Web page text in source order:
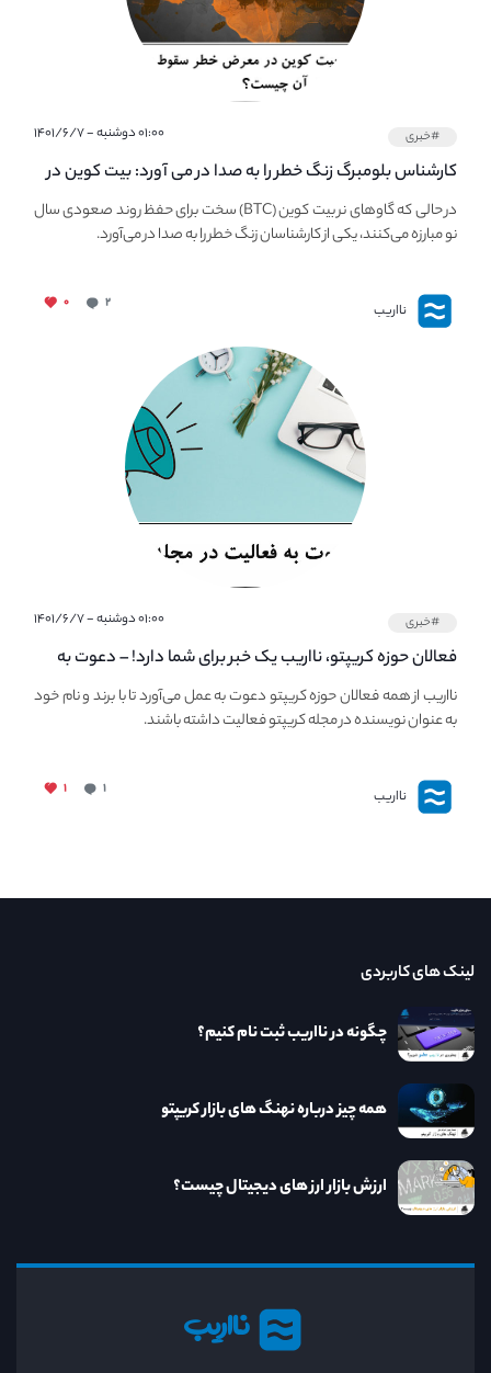
#خبری ۰۱:۰۰ دوشنبه - ۱۴۰۱/۶/۷
کارشناس بلومبرگ زنگ خطر را به صدا در می آورد: بیت کوین در
معرض خطر سقوط بزرگ است - دلیل آن چیست؟در حالی که گاوهای نر بیت کوین (BTC) سخت برای حفظ روند صعودی سال
نو مبارزه می‌کنند، یکی از کارشناسان زنگ خطر را به صدا در می‌آورد.
نااریب ۲ ۰
#خبری ۰۱:۰۰ دوشنبه - ۱۴۰۱/۶/۷
فعالان حوزه کریپتو، نااریب یک خبر برای شما دارد! – دعوت به
فعالیت در مجله کریپتو
نااریب از همه فعالان حوزه کریپتو دعوت به عمل می‌آورد تا با برند و نام خود
به عنوان نویسنده در مجله کریپتو فعالیت داشته باشند.
نااریب ۱ ۱
نااریب
لینک های کاربردی
چگونه در نااریب ثبت نام کنیم؟
همه چیز درباره نهنگ های بازار کریپتو
ارزش بازار ارز های دیجیتال چیست؟